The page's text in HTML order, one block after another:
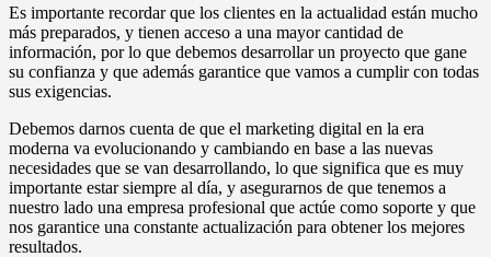
Es importante recordar que los clientes en la actualidad están mucho
más preparados, y tienen acceso a una mayor cantidad de
información, por lo que debemos desarrollar un proyecto que gane
su confianza y que además garantice que vamos a cumplir con todas
sus exigencias.
Debemos darnos cuenta de que el marketing digital en la era
moderna va evolucionando y cambiando en base a las nuevas
necesidades que se van desarrollando, lo que significa que es muy
importante estar siempre al día, y asegurarnos de que tenemos a
nuestro lado una empresa profesional que actúe como soporte y que
nos garantice una constante actualización para obtener los mejores
resultados.